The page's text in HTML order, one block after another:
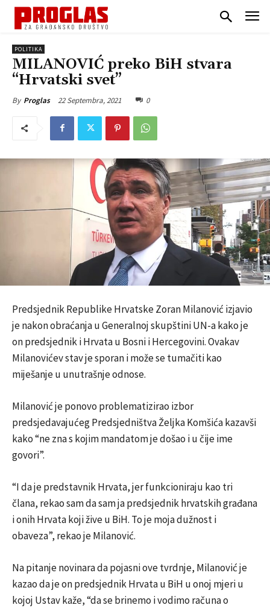
POLITIKA
MILANOVIĆ preko BiH stvara
“Hrvatski svet”
By Proglas 22 Septembra, 2021 0
Predsjednik Republike Hrvatske Zoran Milanović izjavio
je nakon obraćanja u Generalnoj skupštini UN-a kako je
on predsjednik i Hrvata u Bosni i Hercegovini. Ovakav
Milanovićev stav je sporan i može se tumačiti kao
miješanje u unutrašnje odnose.
Milanović je ponovo problematizirao izbor
predsjedavajućeg Predsjedništva Željka Komšića kazavši
kako “ne zna s kojim mandatom je došao i u čije ime
govori”.
“I da je predstavnik Hrvata, jer funkcioniraju kao tri
člana, rekao sam da sam ja predsjednik hrvatskih građana
i onih Hrvata koji žive u BiH. To je moja dužnost i
obaveza”, rekao je Milanović.
Na pitanje novinara da pojasni ove tvrdnje, Milanović je
kazao da je on predsjednik Hrvata u BiH u onoj mjeri u
kojoj Ustav kaže, “da se brinemo i vodimo računa o